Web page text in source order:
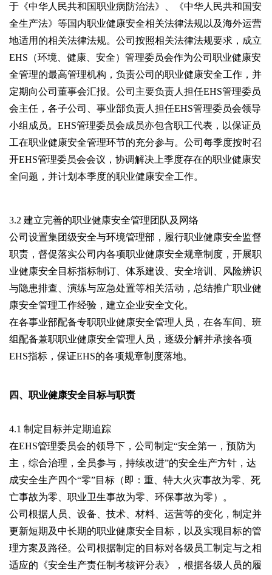
于《中华人民共和国职业病防治法》、《中华人民共和国安
全生产法》等国内职业健康安全相关法律法规以及海外运营
地适用的相关法律法规。公司按照相关法律法规要求，成立
EHS（环境、健康、安全）管理委员会作为公司职业健康安
全管理的最高管理机构，负责公司的职业健康安全工作，并
定期向公司董事会汇报。公司主要负责人担任EHS管理委员
会主任，各子公司、事业部负责人担任EHS管理委员会领导
小组成员。EHS管理委员会成员亦包含职工代表，以保证员
工在职业健康安全管理环节的充分参与。公司每季度按时召
开EHS管理委员会会议，协调解决上季度存在的职业健康安
全问题，并计划本季度的职业健康安全工作。
3.2 建立完善的职业健康安全管理团队及网络
公司设置集团级安全与环境管理部，履行职业健康安全监督
职责，督促落实公司内各项职业健康安全规章制度，开展职
业健康安全目标指标制订、体系建设、安全培训、风险辨识
与隐患排查、演练与应急处置等相关活动，总结推广职业健
康安全管理工作经验，建立企业安全文化。
在各事业部配备专职职业健康安全管理人员，在各车间、班
组配备兼职职业健康安全管理人员，逐级分解并承接各项
EHS指标，保证EHS的各项规章制度落地。
四、职业健康安全目标与职责
4.1 制定目标并定期追踪
在EHS管理委员会的领导下，公司制定“安全第一，预防为
主，综合治理，全员参与，持续改进”的安全生产方针，达
成安全生产四个“零”目标（即：重、特大火灾事故为零、死
亡事故为零、职业卫生事故为零、环保事故为零）。
公司根据人员、设备、技术、材料、运营等的变化，制定并
更新短期及中长期的职业健康安全目标，以及实现目标的管
理方案及路径。公司根据制定的目标对各级员工制定与之相
适应的《安全生产责任制考核评分表》，根据各级人员的履